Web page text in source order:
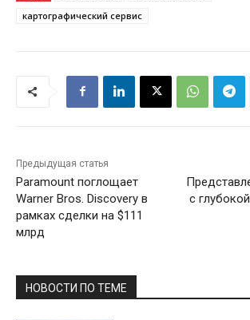
картографический сервис
Предыдущая статья
Paramount поглощает
Warner Bros. Discovery в
рамках сделки на $111
млрд
с
НОВОСТИ ПО ТЕМЕ